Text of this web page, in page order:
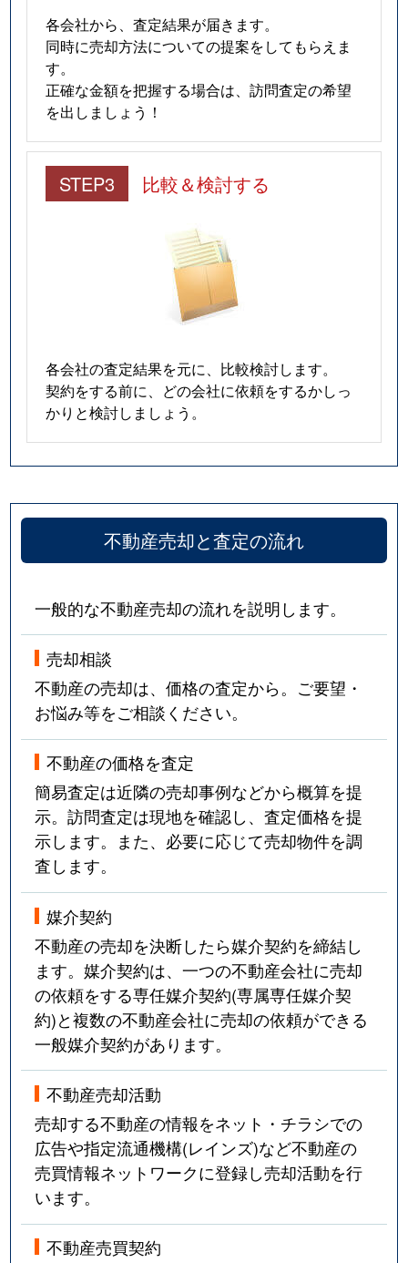
各会社から、査定結果が届きます。
同時に売却方法についての提案をしてもらえま
す。
正確な金額を把握する場合は、訪問査定の希望
を出しましょう！
STEP3 比較＆検討する
各会社の査定結果を元に、比較検討します。
契約をする前に、どの会社に依頼をするかしっ
かりと検討しましょう。
不動産売却と査定の流れ
一般的な不動産売却の流れを説明します。
売却相談
不動産の売却は、価格の査定から。ご要望・
お悩み等をご相談ください。
不動産の価格を査定
簡易査定は近隣の売却事例などから概算を提
示。訪問査定は現地を確認し、査定価格を提
示します。また、必要に応じて売却物件を調
査します。
媒介契約
不動産の売却を決断したら媒介契約を締結し
ます。媒介契約は、一つの不動産会社に売却
の依頼をする専任媒介契約(専属専任媒介契
約)と複数の不動産会社に売却の依頼ができる
一般媒介契約があります。
不動産売却活動
売却する不動産の情報をネット・チラシでの
広告や指定流通機構(レインズ)など不動産の
売買情報ネットワークに登録し売却活動を行
います。
不動産売買契約